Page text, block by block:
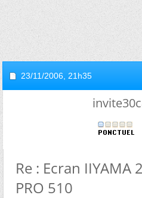
23/11/2006, 21h35
Re : Ecran
PRO 510